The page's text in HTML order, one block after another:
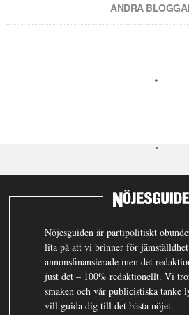
ANDRA
Nöjesguiden är partipolitiskt
lita på att vi brinner för
annonsfinansierade men det
just det – 100% redaktionellt. Vi
smaken och vår publicistiska
vill guida dig till det bästa nöjet.